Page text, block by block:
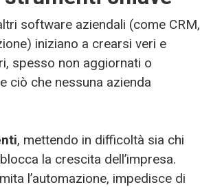
software aziendali (come CRM,
iniziano a crearsi veri e
spesso non aggiornati o
ciò che nessuna azienda
, mettendo in difficoltà sia chi
la crescita dell’impresa.
l’automazione, impedisce di